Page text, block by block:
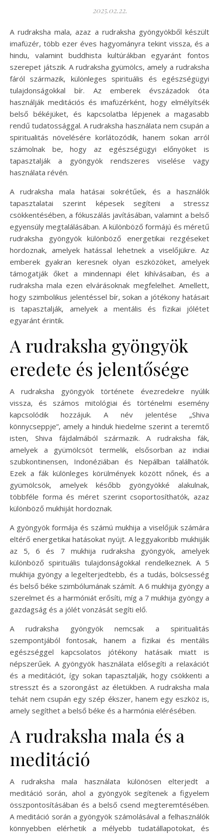
2025.02.22.
A rudraksha mala, azaz a rudraksha gyöngyökből készült
imafüzér, több ezer éves hagyományra tekint vissza, és a
hindu, valamint buddhista kultúrákban egyaránt fontos
szerepet játszik. A rudraksha gyümölcs, amely a rudraksha
fáról származik, különleges spirituális és egészségügyi
tulajdonságokkal bír. Az emberek évszázadok óta
használják meditációs és imafüzérként, hogy elmélyítsék
belső békéjüket, és kapcsolatba lépjenek a magasabb
rendű tudatossággal. A rudraksha használata nem csupán a
spiritualitás növelésére korlátozódik, hanem sokan arról
számolnak be, hogy az egészségügyi előnyöket is
tapasztalják a gyöngyök rendszeres viselése vagy
használata révén.
A rudraksha mala hatásai sokrétűek, és a használók
tapasztalatai szerint képesek segíteni a stressz
csökkentésében, a fókuszálás javításában, valamint a belső
egyensúly megtalálásában. A különböző formájú és méretű
rudraksha gyöngyök különböző energetikai rezgéseket
hordoznak, amelyek hatással lehetnek a viselőjükre. Az
emberek gyakran keresnek olyan eszközöket, amelyek
támogatják őket a mindennapi élet kihívásaiban, és a
rudraksha mala ezen elvárásoknak megfelelhet. Amellett,
hogy szimbolikus jelentéssel bír, sokan a jótékony hatásait
is tapasztalják, amelyek a mentális és fizikai jólétet
egyaránt érintik.
A rudraksha gyöngyök
eredete és jelentősége
A rudraksha gyöngyök története évezredekre nyúlik
vissza, és számos mitológiai és történelmi esemény
kapcsolódik hozzájuk. A név jelentése „Shiva
könnycseppje”, amely a hinduk hiedelme szerint a teremtő
isten, Shiva fájdalmából származik. A rudraksha fák,
amelyek a gyümölcsöt termelik, elsősorban az indiai
szubkontinensen, Indonéziában és Nepálban találhatók.
Ezek a fák különleges körülmények között nőnek, és a
gyümölcsök, amelyek később gyöngyökké alakulnak,
többféle forma és méret szerint csoportosíthatók, azaz
különböző mukhiját hordoznak.
A gyöngyök formája és számú mukhija a viselőjük számára
eltérő energetikai hatásokat nyújt. A leggyakoribb mukhiják
az 5, 6 és 7 mukhija rudraksha gyöngyök, amelyek
különböző spirituális tulajdonságokkal rendelkeznek. A 5
mukhija gyöngy a legelterjedtebb, és a tudás, bölcsesség
és belső béke szimbólumának számít. A 6 mukhija gyöngy a
szerelmet és a harmóniát erősíti, míg a 7 mukhija gyöngy a
gazdagság és a jólét vonzását segíti elő.
A rudraksha gyöngyök nemcsak a spiritualitás
szempontjából fontosak, hanem a fizikai és mentális
egészséggel kapcsolatos jótékony hatásaik miatt is
népszerűek. A gyöngyök használata elősegíti a relaxációt
és a meditációt, így sokan tapasztalják, hogy csökkenti a
stresszt és a szorongást az életükben. A rudraksha mala
tehát nem csupán egy szép ékszer, hanem egy eszköz is,
amely segíthet a belső béke és a harmónia elérésében.
A rudraksha mala és a
meditáció
A rudraksha mala használata különösen elterjedt a
meditáció során, ahol a gyöngyök segítenek a figyelem
összpontosításában és a belső csend megteremtésében.
A meditáció során a gyöngyök számolásával a felhasználók
könnyebben elérhetik a mélyebb tudatállapotokat, és